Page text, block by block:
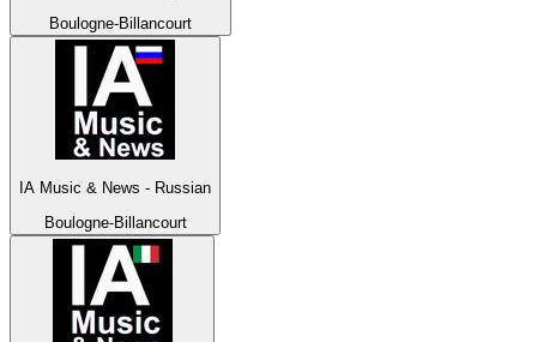
Boulogne-Billancourt
IA Music & News - Russian
Boulogne-Billancourt